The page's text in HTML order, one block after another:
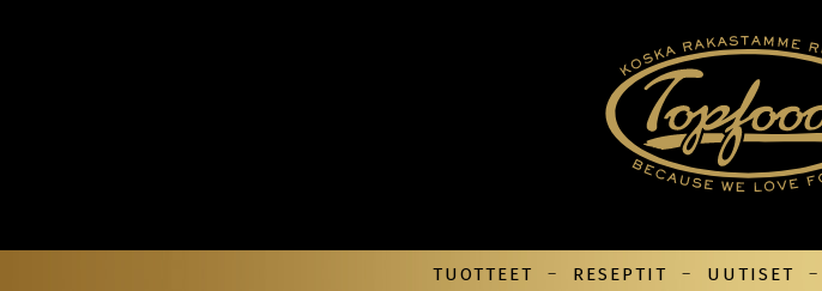
TUOTTEET RESEPTIT UUTISET